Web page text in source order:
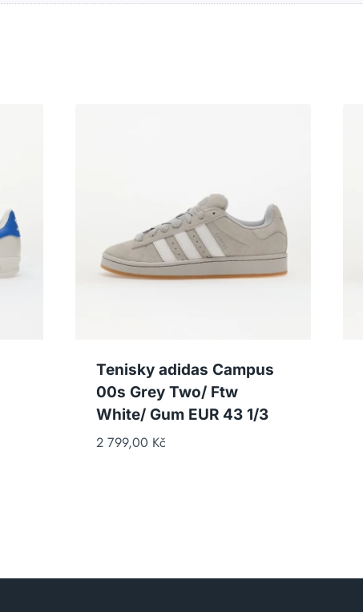
Tenisky adidas Campus
00s Grey Two/ Ftw
White/ Gum EUR 43 1/3
2 799,00 Kč